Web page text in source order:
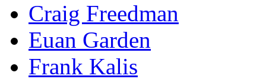
Craig Freedman
Euan Garden
Frank Kalis